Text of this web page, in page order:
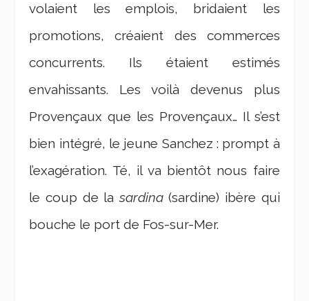
volaient les emplois, bridaient les
promotions, créaient des commerces
concurrents. Ils étaient estimés
envahissants. Les voilà devenus plus
Provençaux que les Provençaux… Il s’est
bien intégré, le jeune Sanchez : prompt à
l’exagération. Té, il va bientôt nous faire
le coup de lasardina(sardine) ibère qui
bouche le port de Fos-sur-Mer.